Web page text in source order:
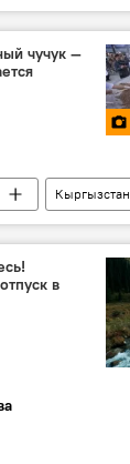
чучук —
Кыргызстан
Бишкек
чучук
в